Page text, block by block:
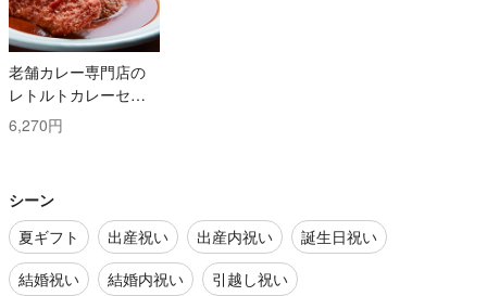
老舗カレー専門店の
レトルトカレーセッ
ト
6,270円
シーン
夏ギフト
出産祝い 出産内祝い
誕生日祝い
結婚祝い
結婚内祝い 引越し祝い